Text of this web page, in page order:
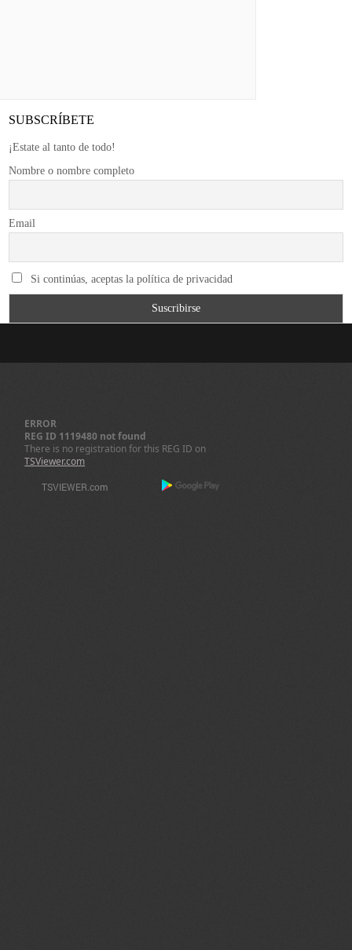
SUBSCRÍBETE
¡Estate al tanto de todo!
Nombre o nombre completo
Email
Si continúas, aceptas la política de privacidad
ERROR
REG ID 1119480 not found
There is no registration for this REG ID on
TSViewer.com